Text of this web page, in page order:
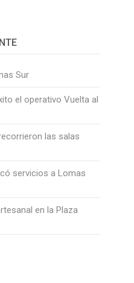
Sur
el operativo Vuelta al
las salas
servicios a Lomas
en la Plaza